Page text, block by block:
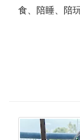
食、陪睡、陪玩